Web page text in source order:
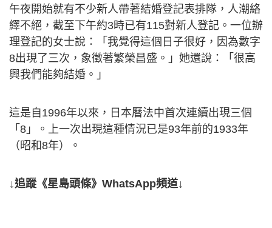
午夜開始就有不少新人帶著結婚登記表排隊，人潮絡
繹不絕，截至下午約3時已有115對新人登記。一位辦
理登記的女士說：「我覺得這個日子很好，因為數字
8出現了三次，象徵著繁榮昌盛。」她還說：「很高
興我們能夠結婚。」
這是自1996年以來，日本曆法中首次連續出現三個
「8」。上一次出現這種情況已是93年前的1933年
（昭和8年）。
↓追蹤《星島頭條》WhatsApp頻道↓